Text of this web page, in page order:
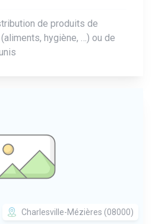
de produits de
hygiène, …) ou de
Charlesville-Mézières (08000)